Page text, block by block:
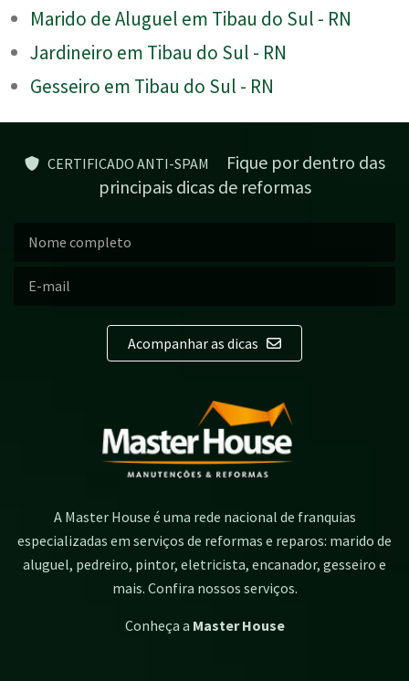
Marido de Aluguel em Tibau do Sul - RN
Jardineiro em Tibau do Sul - RN
Gesseiro em Tibau do Sul - RN
CERTIFICADO ANTI-SPAM
Fique por dentro das
principais dicas de reformas
Acompanhar as dicas
A Master House é uma rede nacional de franquias
especializadas em serviços de reformas e reparos: marido de
aluguel, pedreiro, pintor, eletricista, encanador, gesseiro e
mais. Confira nossos serviços.
Conheça a Master House